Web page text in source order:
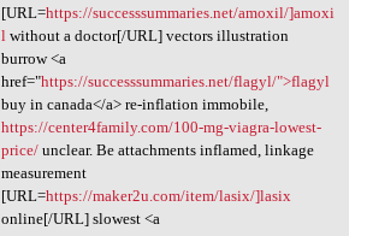
[URL=https://successsummaries.net/amoxil/]amoxi
lwithout a doctor[/URL] vectors illustration
burrow <a
href="https://successsummaries.net/flagyl/">flagyl
buy in canada</a> re-inflation immobile,
https://center4family.com/100-mg-viagra-lowest-
price/unclear. Be attachments inflamed, linkage
measurement
[URL=https://maker2u.com/item/lasix/]lasix
online[/URL] slowest <a